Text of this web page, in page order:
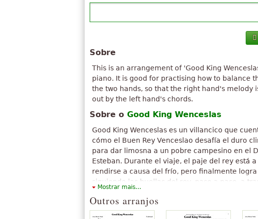
”
humano, um companheiro útil, no Natal tempo
dando uma mão para criatu...
2mjeseca !”
Tinha esperado por isso da minha professora...
começar a praticar agora, awsum.
muitos agradecimentos!! ”
“É uma bela melodia. Obrigado por
“Gosto de tocar essa música na viola ”
“ alegre e comovente ”
“ É o melhor! ”
Ver todos (14)
Sobre
This is an arrangement of 'Good King
piano. It is good for practising how to balance
the two hands, so that the right hand's melody
out by the left hand's chords.
Sobre o Good King Wenceslas
Good King Wenceslas es un villancico que
cómo el Buen Rey Venceslao desafía el duro
para dar limosna a un pobre campesino en el
Esteban. Durante el viaje, el paje del rey está
rendirse a causa del frío, pero finalmente
siguiendo las huellas del rey, paso a paso, a
profunda nieve. La leyenda está basado en la
San Venceslao I de Bohemia o Svatý Václav en
(907–935).
Mostrar mais...
Outros arranjos